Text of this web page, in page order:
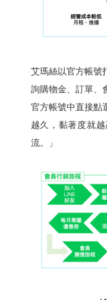
艾瑪絲以官方帳號
詢購物金、訂單、
官方帳號中直接點
越久，黏著度就
流。」